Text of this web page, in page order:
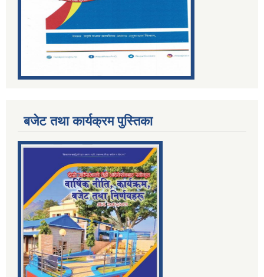
बजेट तथा कार्यक्रम पुस्तिका